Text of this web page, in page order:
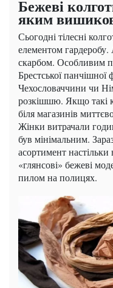
Бежеві
яким
Сьогодні тілесні
елементом
скарбом. Особливим
Брестської панчішної
Чехословаччини чи
розкішшю. Якщо такі
біля магазинів
Жінки витрачали
був мінімальним.
асортимент
«глянсові» бежеві
пилом на полицях.